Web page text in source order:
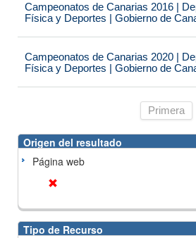
Campeonatos de Canarias 2016 |
Física y Deportes | Gobierno de
Campeonatos de Canarias 2020 |
Física y Deportes | Gobierno de
Primera
Origen del resultado
Página web
Tipo de Recurso